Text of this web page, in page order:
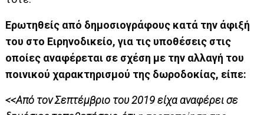
Ερωτηθείς από δημοσιογράφους κατά την άφιξή
του στο Ειρηνοδικείο, για τις υποθέσεις στις
οποίες αναφέρεται σε σχέση με την αλλαγή του
ποινικού χαρακτηρισμού της δωροδοκίας, είπε:
<<Από τον Σεπτέμβριο του 2019 είχα αναφέρει σε